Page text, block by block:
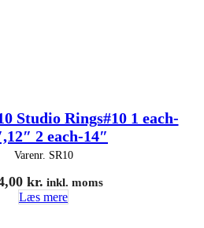
Studio Rings#10 1 each-
2 each-14″
Varenr. SR10
kr. inkl. moms
Læs mere